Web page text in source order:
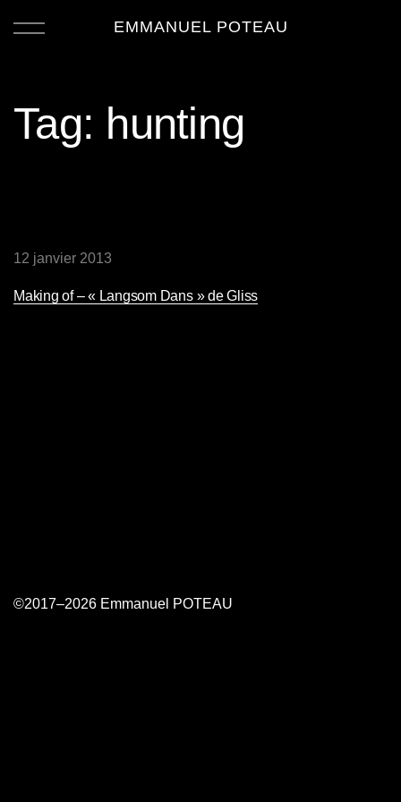
EMMANUEL POTEAU
Tag: hunting
12 janvier 2013
Making of – « Langsom Dans » de Gliss
©2017–2026 Emmanuel POTEAU